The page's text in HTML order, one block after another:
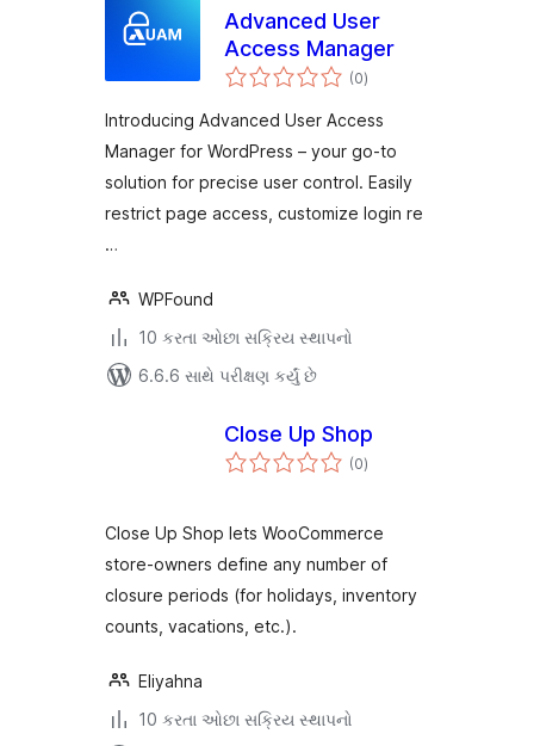
Advanced User
Access Manager
(0કુલ
રેટિંગ્સ
)
Introducing Advanced User Access
Manager for WordPress – your go-to
solution for precise user control. Easily
restrict page access, customize login re
…
WPFound
10 કરતા ઓછા સક્રિય સ્થાપનો
6.6.6 સાથે પરીક્ષણ કર્યું છે
Close Up Shop
(0કુલ
રેટિંગ્સ
)
Close Up Shop lets WooCommerce
store‑owners define any number of
closure periods (for holidays, inventory
counts, vacations, etc.).
Eliyahna
10 કરતા ઓછા સક્રિય સ્થાપનો